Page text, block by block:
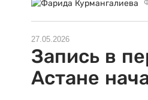
27.05.2026
Запись в
Астане